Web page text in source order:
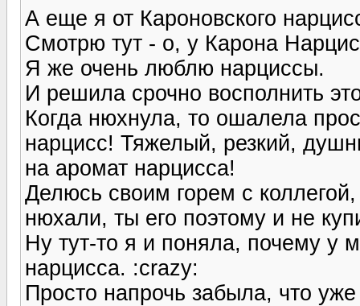
А еще я от Кароновского
Смотрю тут - о, у Карона
Я же очень люблю нарциссы.
И решила срочно восполнить
Когда нюхнула, то ошалела
нарцисс! Тяжелый, резкий,
на аромат нарцисса!
Делюсь своим горем с
нюхали, ты его поэтому и не
Ну тут-то я и поняла, почему у
нарцисса. :crazy:
Просто напрочь забыла, что